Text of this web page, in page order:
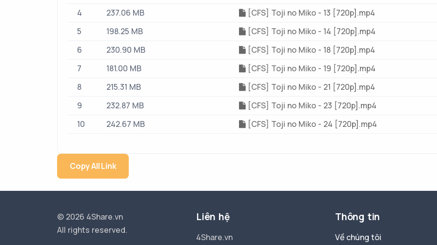
4
237.06 MB
[CFS] Toji no Miko - 13 [720p].mp4
5
198.25 MB
[CFS] Toji no Miko - 14 [720p].mp4
6
230.90 MB
[CFS] Toji no Miko - 18 [720p].mp4
7
181.00 MB
[CFS] Toji no Miko - 19 [720p].mp4
8
215.31 MB
[CFS] Toji no Miko - 21 [720p].mp4
9
232.87 MB
[CFS] Toji no Miko - 23 [720p].mp4
10
242.67 MB [CFS] Toji no Miko - 24 [720p].mp4
Copy All Link
© 2026 4Share.vn
All rights reserved.
Liên hệ
4Share.vn
Thông tin
Về chúng tôi